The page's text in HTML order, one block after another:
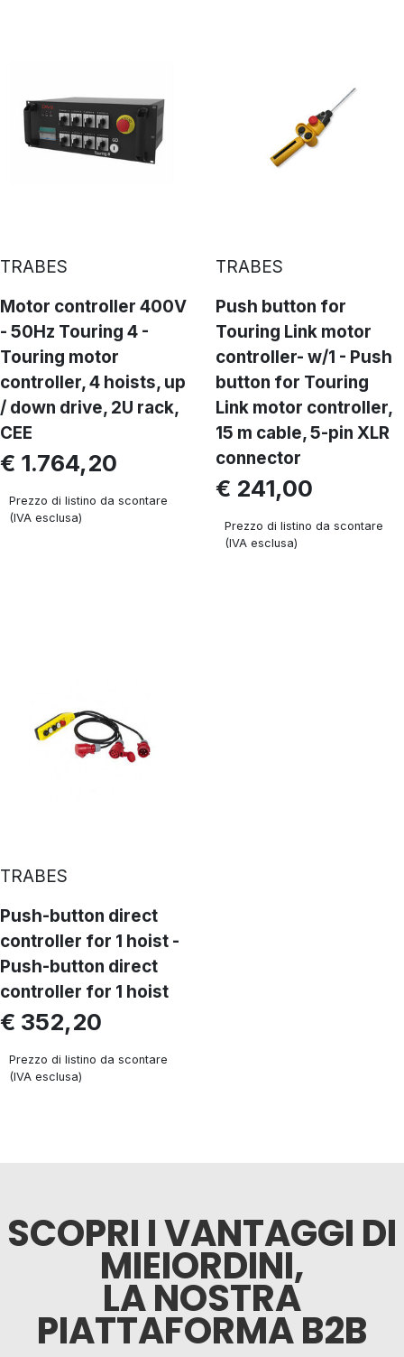
TRABES
Motor controller 400V
- 50Hz Touring 4 -
Touring motor
controller, 4 hoists, up
/ down drive, 2U rack,
CEE
€ 1.764,20
Prezzo di listino da scontare
(IVA esclusa)
TRABES
Push button for
Touring Link motor
controller- w/1 - Push
button for Touring
Link motor controller,
15 m cable, 5-pin XLR
connector
€ 241,00
Prezzo di listino da scontare
(IVA esclusa)
TRABES
Push-button direct
controller for 1 hoist -
Push-button direct
controller for 1 hoist
€ 352,20
Prezzo di listino da scontare
(IVA esclusa)
SCOPRI I VANTAGGI DI
MIEIORDINI,
LA NOSTRA
PIATTAFORMA B2B